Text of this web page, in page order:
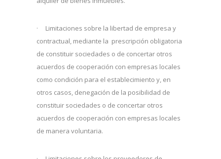
· Limitaciones sobre la libertad de empresa y
contractual, mediante la prescripción obligatoria
de constituir sociedades o de concertar otros
acuerdos de cooperación con empresas locales
como condición para el establecimiento y, en
otros casos, denegación de la posibilidad de
constituir sociedades o de concertar otros
acuerdos de cooperación con empresas locales
de manera voluntaria.